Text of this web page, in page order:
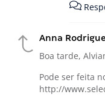
Anna
Boa tarde,
Pode ser feita
http://